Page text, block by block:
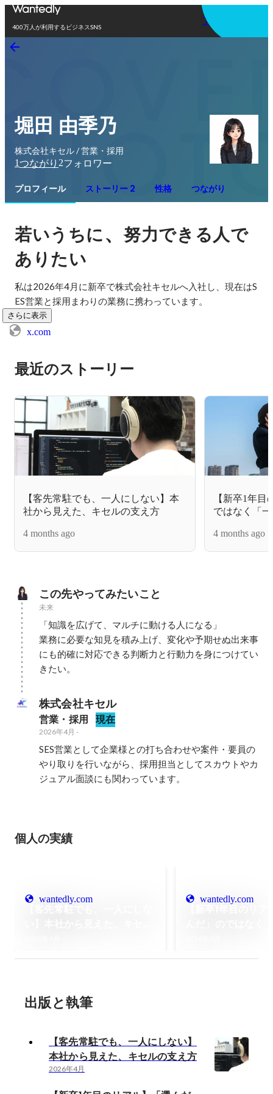
400万人が利用するビジネスSNS
アプリを使う
堀田 由季乃
株式会社キセル / 営業・採用
1つながり 2フォロワー
プロフィール ストーリー 2 性格 つながり
若いうちに、努力できる人で
ありたい
私は2026年4月に新卒で株式会社キセルへ入社し、現在はS
ES営業と採用まわりの業務に携わっています。
さらに表示
x.com
最近のストーリー
【客先常駐でも、一人にしない】本
社から見えた、キセルの支え方
4 months ago
【新卒1年
ではなく「
めた理由
4 months ago
この先やってみたいこと
未来
「知識を広げて、マルチに動ける人になる」
業務に必要な知見を積み上げ、変化や予期せぬ出来事
にも的確に対応できる判断力と行動力を身につけてい
きたい。
株式会社キセル
営業・採用 現在
2026年4月 -
SES営業として企業様との打ち合わせや案件・要員の
やり取りを行いながら、採用担当としてスカウトやカ
ジュアル面談にも関わっています。
個人の実績
wantedly.com wantedly.com
出版と執筆
【客先常駐でも、一人にしない】
本社から見えた、キセルの支え方
2026年4月